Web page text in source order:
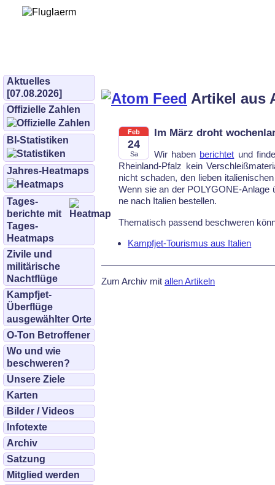
Aktuelles
[07.08.2026]
Offizielle Zahlen
BI-Statistiken
Jahres-Heatmaps
Tages­
berichte mit
Tages-
Heatmaps
Zivile und
militärische
Nachtflüge
Kampfjet-
Überflüge
ausgewählter Orte
O-Ton Betroffener
Wo und wie
beschweren?
Unsere Ziele
Karten
Bilder / Videos
Infotexte
Archiv
Satzung
Mitglied werden
Artikel aus
Feb
24
Sa
Im März droht
Wir ha­ben be­rich­tet und
Rhein­land-Pfalz kein
nicht scha­den, den lie­ben
Wenn sie an der PO­LY­GO­NE-
ne nach Ita­li­en be­stel­len.
The­ma­tisch pas­send be­schwe­ren
Kampfjet-Tourismus aus Italien
Zum Archiv mit allen Artikeln